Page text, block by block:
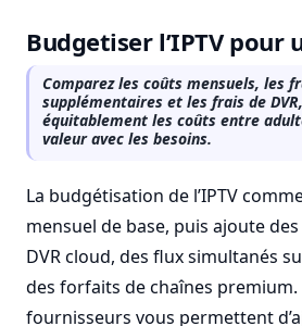
Budgetiser l’IPTV pour
Comparez les coûts mensuels, les
supplémentaires et les frais de
équitablement les coûts entre
valeur avec les besoins.
La budgétisation de l’IPTV
mensuel de base, puis ajoute
DVR cloud, des flux simultanés
des forfaits de chaînes premium.
fournisseurs vous permettent